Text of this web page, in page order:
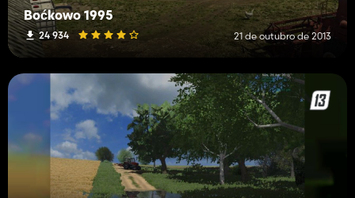
Boćkowo 1995
24 934 21 de outubro de 2013